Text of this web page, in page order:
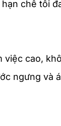
chế tối
việc cao,
ngưng và